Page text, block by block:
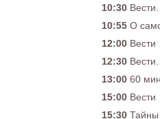
10:30
10:55 О
12:00 Вести
12:30
13:00 60
15:00 Вести
15:30 Тайны